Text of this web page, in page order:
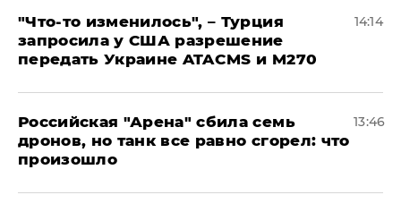
​"Что-то изменилось", – Турция
запросила у США разрешение
передать Украине ATACMS и M270
14:14
​Российская "Арена" сбила семь
дронов, но танк все равно сгорел: что
произошло
13:46